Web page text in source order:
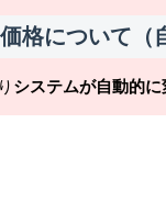
価格について（
システムが自動的に